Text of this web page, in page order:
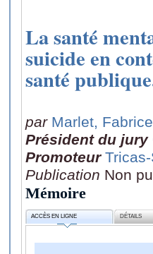
La santé
suicide en
santé
par Marlet, Fabrice
Président du jury
Promoteur
Publication Non
Mémoire
ACCÈS EN LIGNE DÉTAILS